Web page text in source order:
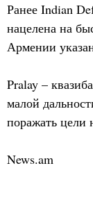
Ранее Indian
нацелена на
Армении
Pralay –
малой
поражать цели
News.am